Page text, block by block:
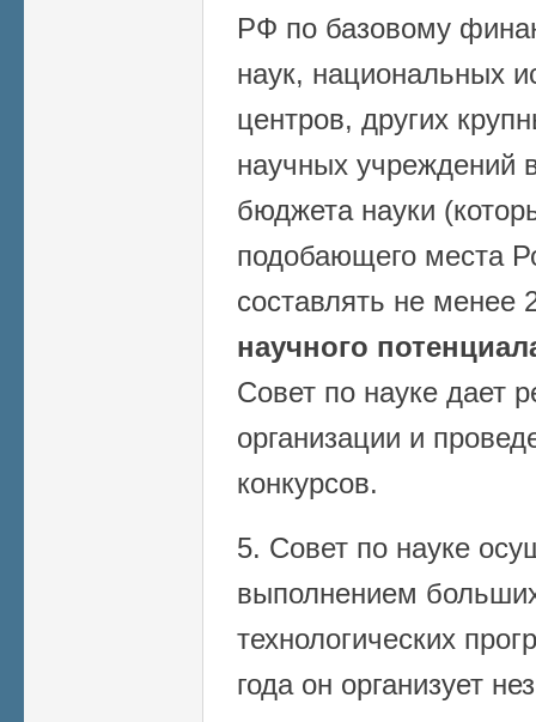
РФ по базовому
наук, национальных
центров, других
научных учреждений
бюджета науки
подобающего места
составлять не менее
научного
Совет по науке дает
организации и
конкурсов.
5. Совет по науке
выполнением
технологических
года он организует